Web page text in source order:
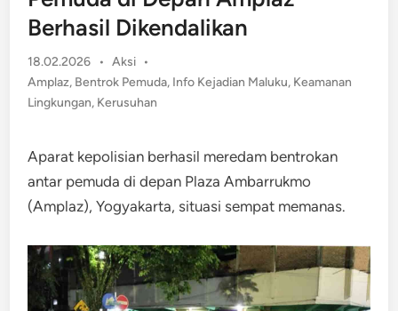
Berhasil Dikendalikan
18.02.2026 • Posted
in
Aksi •
Amplaz, Bentrok Pemuda, Info Kejadian Maluku, Keamanan
Lingkungan, Kerusuhan
Aparat kepolisian berhasil meredam bentrokan
antar pemuda di depan Plaza Ambarrukmo
(Amplaz), Yogyakarta, situasi sempat memanas.